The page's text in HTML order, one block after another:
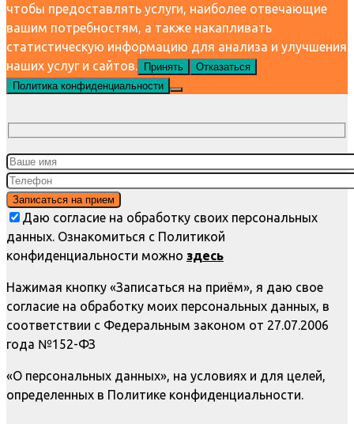
чтобы предоставлять услуги, наиболее отвечающие
вашим потребностям, а также накапливать
статистическую информацию для анализа и улучшения
наших услуг и сайтов.
Принять
Отказаться
Политика конфиденциальности
Даю согласие на обработку своих персональных
данных. Ознакомиться с Политикой
конфиденциальности можно здесь
Нажимая кнопку «Записаться на приём», я даю свое
согласие на обработку моих персональных данных, в
соответствии с Федеральным законом от 27.07.2006
года №152-ФЗ
«О персональных данных», на условиях и для целей,
определенных в Политике конфиденциальности.